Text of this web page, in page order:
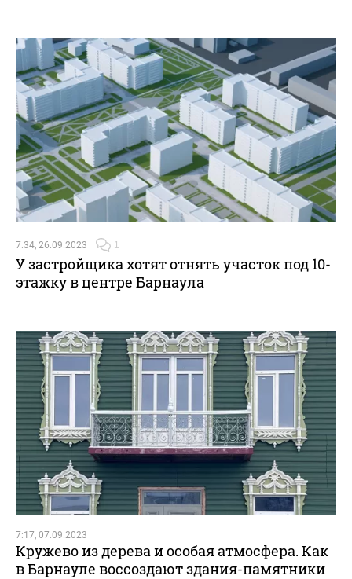
7:34, 26.09.2023 1
У застройщика хотят отнять участок под 10-
этажку в центре Барнаула
7:17, 07.09.2023
Кружево из дерева и особая атмосфера. Как
в Барнауле воссоздают здания-памятники